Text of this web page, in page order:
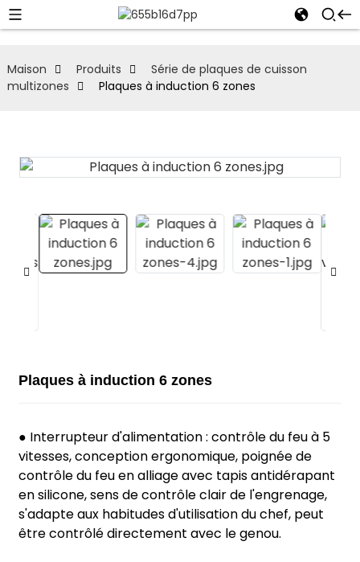
Maison Produits
Série de plaques de cuisson
multizones
Plaques à induction 6 zones
Plaques à induction 6 zones
● Interrupteur d'alimentation : contrôle du feu à 5
vitesses, conception ergonomique, poignée de
contrôle du feu en alliage avec tapis antidérapant
en silicone, sens de contrôle clair de l'engrenage,
s'adapte aux habitudes d'utilisation du chef, peut
être contrôlé directement avec le genou.